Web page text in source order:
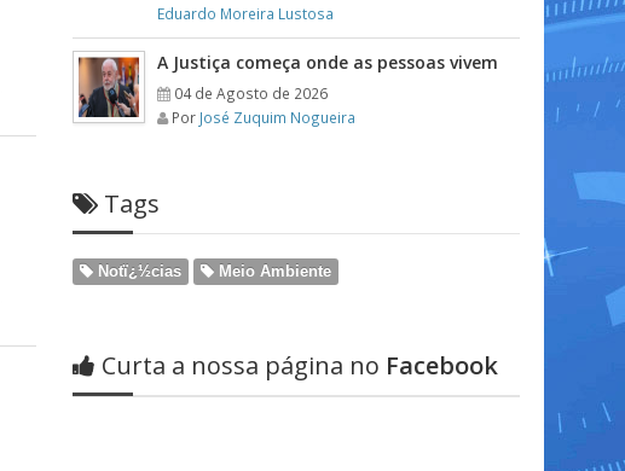
Eduardo Moreira Lustosa
A Justiça começa onde as pessoas vivem
04 de Agosto de 2026
Por José Zuquim Nogueira
Tags
Notï¿½cias Meio Ambiente
Curta a nossa página no Facebook